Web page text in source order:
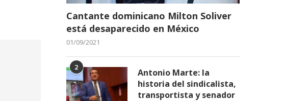
Cantante dominicano Milton Soliver
está desaparecido en México
01/09/2021
2
Antonio Marte: la
historia del sindicalista,
transportista y senador